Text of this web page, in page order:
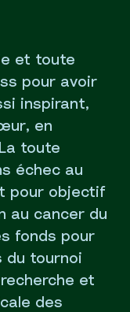
et toute
pour avoir
inspirant,
en
toute
échec au
pour objectif
au cancer du
fonds pour
du tournoi
et
des